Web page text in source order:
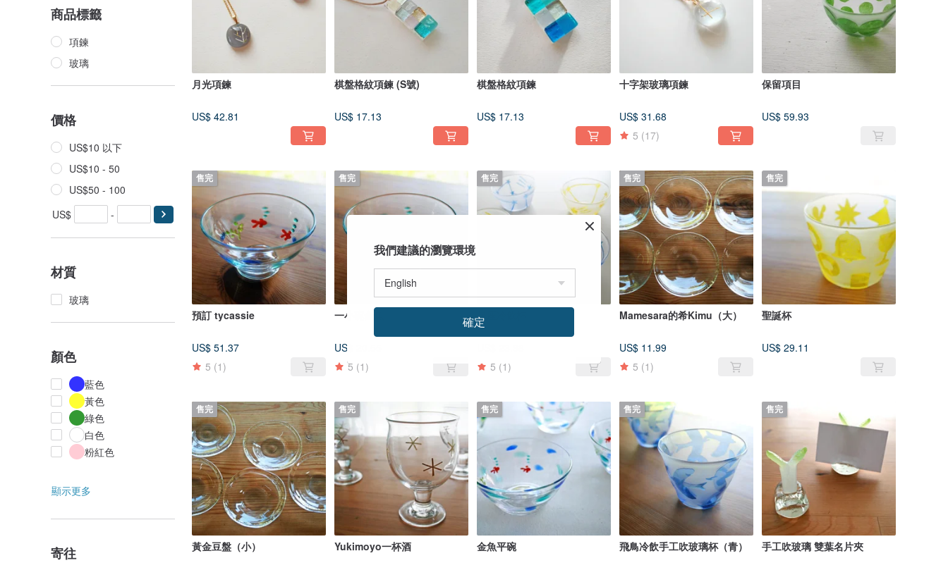
商品標籤
項鍊
玻璃
價格
US$10 以下
US$10 - 50
US$50 - 100
US$
-
材質
玻璃
顏色
藍色
黃色
綠色
白色
粉紅色
顯示更多
寄往
月光項鍊
US$ 42.81
棋盤格紋項鍊 (S號)
US$ 17.13
棋盤格紋項鍊
US$ 17.13
十字架玻璃項鍊
US$ 31.68
5 (17)
保留項目
US$ 59.93
售完
預訂 tycassie
US$ 51.37
5 (1)
售完
一小碗金魚
US$ 20.55
5 (1)
售完
星座冷飲杯
5 (1)
售完
Mamesara的希Kimu（大）
US$ 11.99
5 (1)
售完
聖誕杯
US$ 29.11
售完
黃金豆盤（小）
售完
Yukimoyo一杯酒
售完
金魚平碗
售完
飛鳥冷飲手工吹玻璃杯（青）
售完
手工吹玻璃 雙葉名片夾
我們建議的瀏覽環境
確定